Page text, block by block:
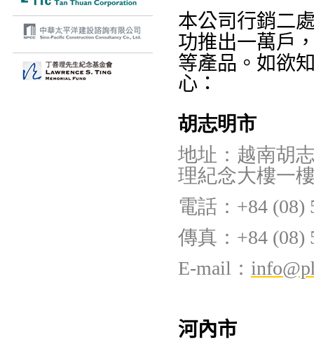
本公司行銷二
功推出一萬戶
等產品。 如欲
心 ：
胡志明市
地址：越南胡
理紀念大樓一
電話 ： +84 (08)
傳真 ：+84 (08)
E-mail ：
河內市